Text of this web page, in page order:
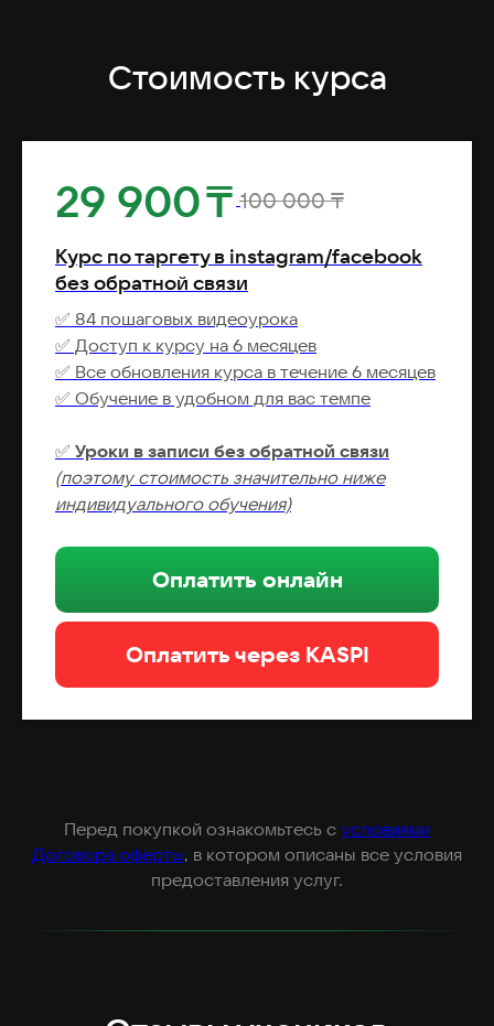
Стоимость курса
29 900₸ 100 000 ₸
Курс по таргету в instagram/facebook
без обратной связи
✅ 84 пошаговых видеоурока
✅ Доступ к курсу на 6 месяцев
✅ Все обновления курса в течение 6 месяцев
✅ Обучение в удобном для вас темпе
✅ Уроки в записи без обратной связи
(поэтому стоимость значительно ниже
индивидуального обучения)
Оплатить онлайн
Оплатить через KASPI
Перед покупкой ознакомьтесь с условиями
Договора оферты, в котором описаны все условия
предоставления услуг.